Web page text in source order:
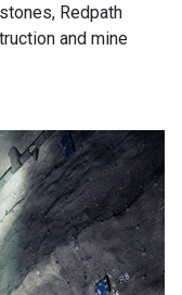
Redpath
and mine